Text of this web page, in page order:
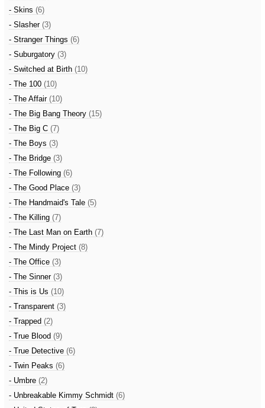
- Skins (6)
- Slasher (3)
- Stranger Things (6)
- Suburgatory (3)
- Switched at Birth (10)
- The 100 (10)
- The Affair (10)
- The Big Bang Theory (15)
- The Big C (7)
- The Boys (3)
- The Bridge (3)
- The Following (6)
- The Good Place (3)
- The Handmaid's Tale (5)
- The Killing (7)
- The Last Man on Earth (7)
- The Mindy Project (8)
- The Office (3)
- The Sinner (3)
- This is Us (10)
- Transparent (3)
- Trapped (2)
- True Blood (9)
- True Detective (6)
- Twin Peaks (6)
- Umbre (2)
- Unbreakable Kimmy Schmidt (6)